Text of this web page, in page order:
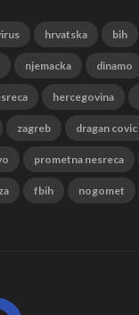
hrvatska bih
njemacka dinamo
hercegovina
zagreb dragan covic
prometna nesreca
fbih nogomet